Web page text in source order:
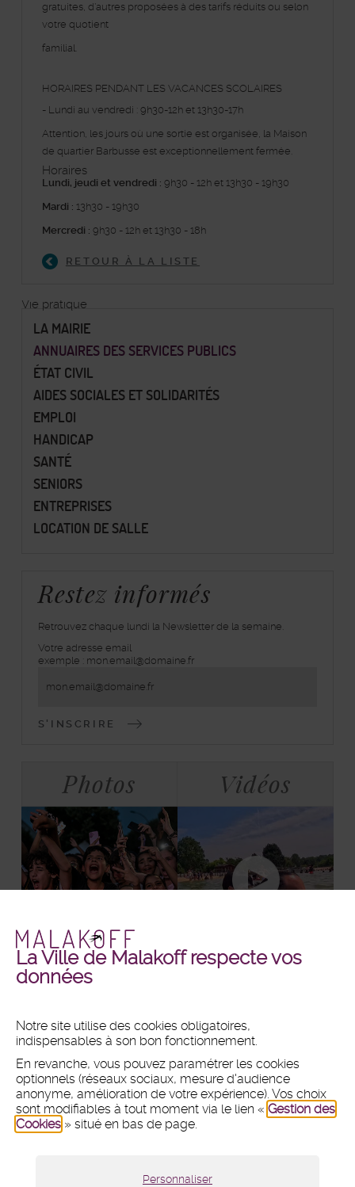
La Ville de Malakoff respecte vos
données
Notre site utilise des cookies obligatoires,
indispensables à son bon fonctionnement.
En revanche, vous pouvez paramétrer les cookies
optionnels (réseaux sociaux, mesure d'audience
anonyme, amélioration de votre expérience). Vos choix
sont modifiables à tout moment via le lien « Gestion des
Cookies » situé en bas de page.
Personnaliser
gratuites, d’autres proposées à des tarifs réduits ou selon
votre quotient
familial.
HORAIRES PENDANT LES VACANCES SCOLAIRES
- Lundi au vendredi : 9h30-12h et 13h30-17h
Attention, les jours où une sortie est organisée, la Maison
de quartier Barbusse est exceptionnellement fermée.
Horaires
Lundi, jeudi et vendredi : 9h30 - 12h et 13h30 - 19h30
Mardi : 13h30 - 19h30
Mercredi : 9h30 - 12h et 13h30 - 18h
RETOUR À LA LISTE
Vie pratique
LA MAIRIE
ANNUAIRES DES SERVICES PUBLICS
ÉTAT CIVIL
AIDES SOCIALES ET SOLIDARITÉS
EMPLOI
HANDICAP
SANTÉ
SENIORS
ENTREPRISES
LOCATION DE SALLE
Restez informés
Retrouvez chaque lundi la Newsletter de la semaine.
inscrivez-
vous
lettre
Votre adresse email
exemple : mon.email@domaine.fr
Photos Vidéos
Malakoff
en
+ DE PHOTOS
Malakoff
+ DE VIDÉOS
MAIRIE
Hôtel de ville
1 place du 11 Novembre 1918
CS 80031 - 92240 Malakoff
Tél : 01 47 46 75 00